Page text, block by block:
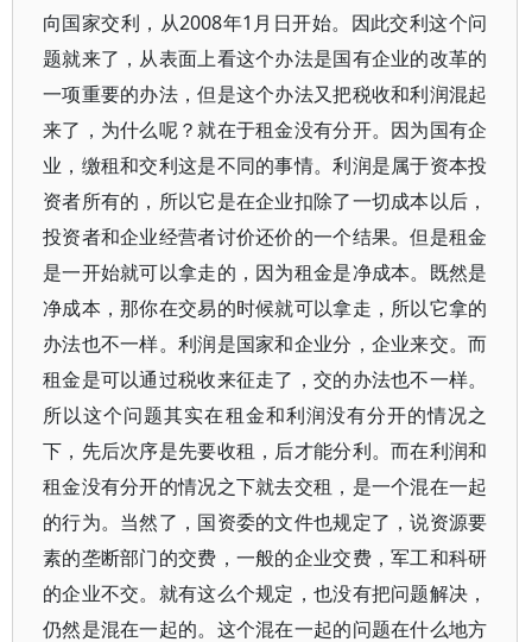
向国家交利，从2008年1月日开始。因此交利这个问
题就来了，从表面上看这个办法是国有企业的改革的
一项重要的办法，但是这个办法又把税收和利润混起
来了，为什么呢？就在于租金没有分开。因为国有企
业，缴租和交利这是不同的事情。利润是属于资本投
资者所有的，所以它是在企业扣除了一切成本以后，
投资者和企业经营者讨价还价的一个结果。但是租金
是一开始就可以拿走的，因为租金是净成本。既然是
净成本，那你在交易的时候就可以拿走，所以它拿的
办法也不一样。利润是国家和企业分，企业来交。而
租金是可以通过税收来征走了，交的办法也不一样。
所以这个问题其实在租金和利润没有分开的情况之
下，先后次序是先要收租，后才能分利。而在利润和
租金没有分开的情况之下就去交租，是一个混在一起
的行为。当然了，国资委的文件也规定了，说资源要
素的垄断部门的交费，一般的企业交费，军工和科研
的企业不交。就有这么个规定，也没有把问题解决，
仍然是混在一起的。这个混在一起的问题在什么地方